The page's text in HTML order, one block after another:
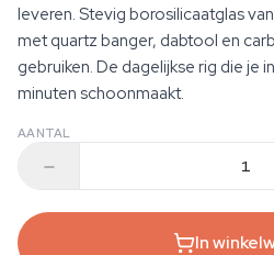
leveren. Stevig borosilicaatglas
met quartz banger, dabtool en
gebruiken. De dagelijkse rig die je
minuten schoonmaakt.
AANTAL
In